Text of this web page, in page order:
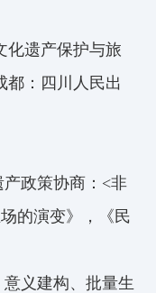
化遗产保护与旅
都：四川人民出
政策协商： <非
的演变》，《民
义建构、批量生